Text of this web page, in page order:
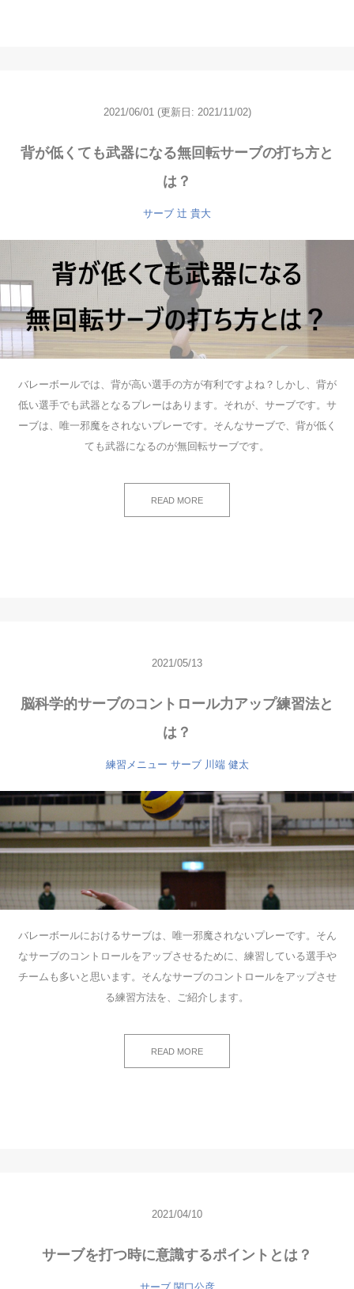
2021/06/01 (更新日: 2021/11/02)
背が低くても武器になる無回転サーブの打ち方と
は？
サーブ 辻 貴大
バレーボールでは、背が高い選手の方が有利ですよね？しかし、背が
低い選手でも武器となるプレーはあります。それが、サーブです。サ
ーブは、唯一邪魔をされないプレーです。そんなサーブで、背が低く
ても武器になるのが無回転サーブです。
READ MORE
2021/05/13
脳科学的サーブのコントロール力アップ練習法と
は？
練習メニュー サーブ 川端 健太
バレーボールにおけるサーブは、唯一邪魔されないプレーです。そん
なサーブのコントロールをアップさせるために、練習している選手や
チームも多いと思います。そんなサーブのコントロールをアップさせ
る練習方法を、ご紹介します。
READ MORE
2021/04/10
サーブを打つ時に意識するポイントとは？